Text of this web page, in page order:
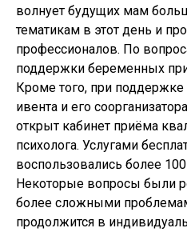
волнует будущих мам
тематикам в этот день и
профессионалов. По
поддержки беременных
Кроме того, при поддержке
ивента и его
открыт кабинет приёма
психолога. Услугами
воспользовались более
Некоторые вопросы были
более сложными
продолжится в